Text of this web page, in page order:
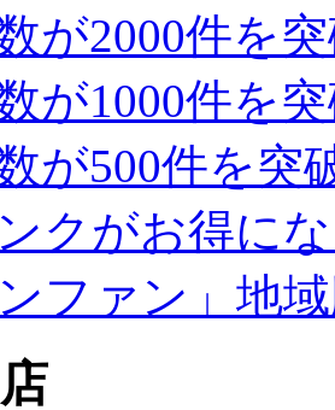
が2000件を
が1000件を
が500件を突
クがお得に
ンファン」地